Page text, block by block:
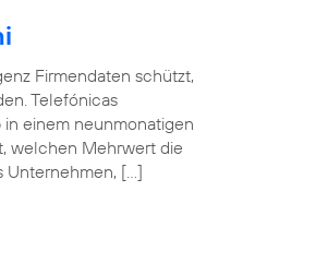
Firmendaten schützt,
Telefónicas
einem neunmonatigen
welchen Mehrwert die
Unternehmen, […]